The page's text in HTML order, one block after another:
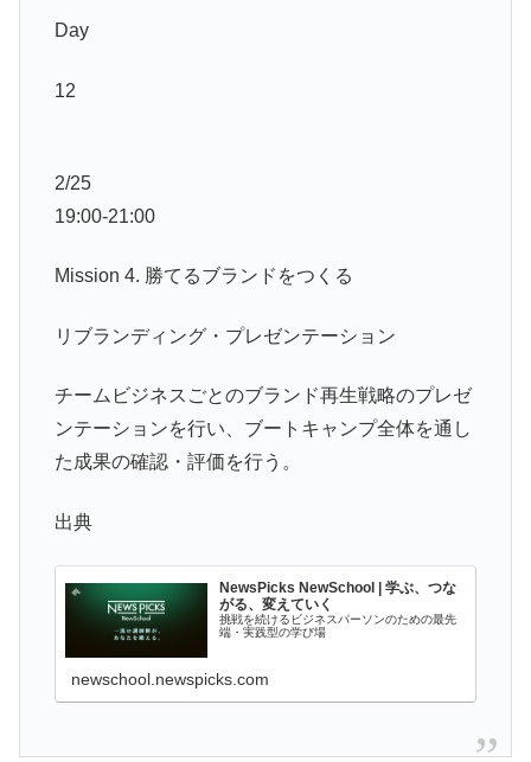
Day
12
2/25
19:00-21:00
Mission 4. 勝てるブランドをつくる
リブランディング・プレゼンテーション
チームビジネスごとのブランド再生戦略のプレゼ
ンテーションを行い、ブートキャンプ全体を通し
た成果の確認・評価を行う。
出典
NewsPicks NewSchool | 学ぶ、つな
がる、変えていく
挑戦を続けるビジネスパーソンのための最先
端・実践型の学び場
newschool.newspicks.com